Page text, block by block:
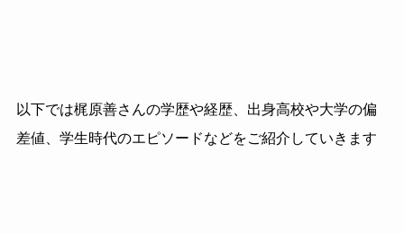
以下では梶原善さんの学歴や経歴、出身高校や大学の偏
差値、学生時代のエピソードなどをご紹介していきます